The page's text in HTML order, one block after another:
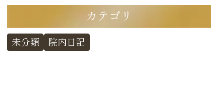
カテゴリ
未分類 院内日記